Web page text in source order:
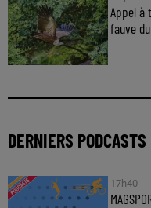
Appel à
fauve
DERNIERS PODCASTS
17h40